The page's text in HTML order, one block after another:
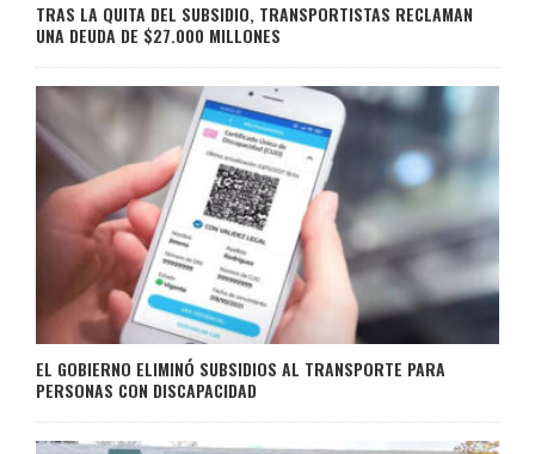
TRAS LA QUITA DEL SUBSIDIO, TRANSPORTISTAS RECLAMAN
UNA DEUDA DE $27.000 MILLONES
EL GOBIERNO ELIMINÓ SUBSIDIOS AL TRANSPORTE PARA
PERSONAS CON DISCAPACIDAD